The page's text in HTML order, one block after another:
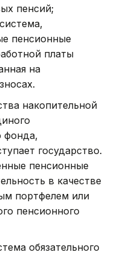
пенсий;
пенсионные
платы
на
накопительной
фонда,
государство.
пенсионные
в качестве
портфелем или
пенсионного
обязательного